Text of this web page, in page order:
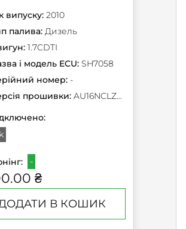
випуску: 2010
палива: Дизель
1.7CDTI
і модель ECU: SH7058
номер: -
прошивки:
AU16NCLZQ80B
-
₴
В КОШИК